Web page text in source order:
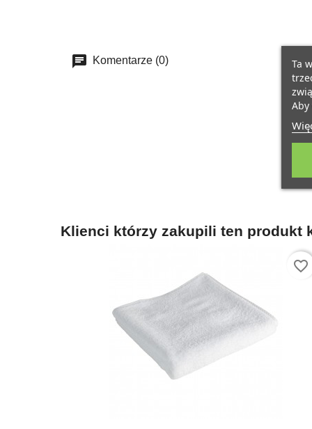
Ta
Komentarze (0)
Klienci którzy zakupili ten produkt
favorite_border